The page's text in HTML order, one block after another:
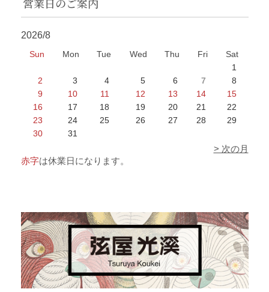
営業日のご案内
2026/8
Sun Mon Tue Wed Thu Fri
Sat
1
2
3 4 5 6 7
8
9
10 11 12 13 14
15
16
17 18 19 20 21
22
23
24 25 26 27 28
29
30
31
> 次の月
赤字は休業日になります。